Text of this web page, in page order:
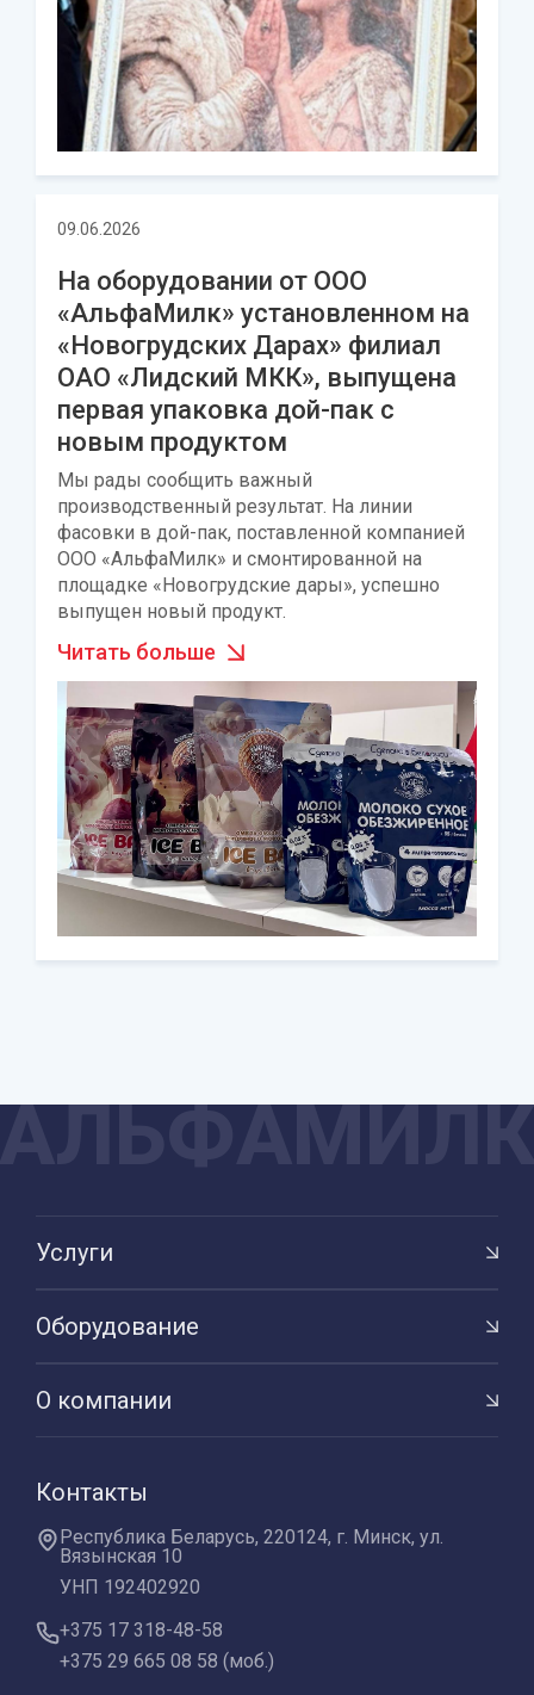
09.06.2026
На оборудовании от ООО
«АльфаМилк» установленном на
«Новогрудских Дарах» филиал
ОАО «Лидский МКК», выпущена
первая упаковка дой-пак с
новым продуктом
Мы рады сообщить важный
производственный результат. На линии
фасовки в дой-пак, поставленной компанией
ООО «АльфаМилк» и смонтированной на
площадке «Новогрудские дары», успешно
выпущен новый продукт.
Читать больше
Услуги
Оборудование
О компании
Контакты
Республика Беларусь, 220124, г. Минск, ул.
Вязынская 10
УНП 192402920
+375 17 318-48-58
+375 29 665 08 58 (моб.)